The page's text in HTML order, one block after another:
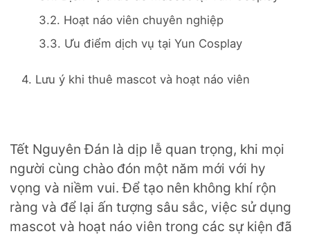
3.2. Hoạt náo viên chuyên nghiệp
3.3. Ưu điểm dịch vụ tại Yun Cosplay
4. Lưu ý khi thuê mascot và hoạt náo viên
Tết Nguyên Đán là dịp lễ quan trọng, khi mọi
người cùng chào đón một năm mới với hy
vọng và niềm vui. Để tạo nên không khí rộn
ràng và để lại ấn tượng sâu sắc, việc sử dụng
mascot và hoạt náo viên trong các sự kiện đã